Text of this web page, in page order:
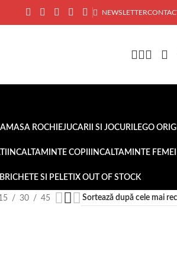
NEWSLETTER
ROCHIEJUCARII SI JOCURI LEGO
INCALTAMINTE COPII INCALTAMINTE FEMEI
SI PELETI X OUT OF STOCK
30 45